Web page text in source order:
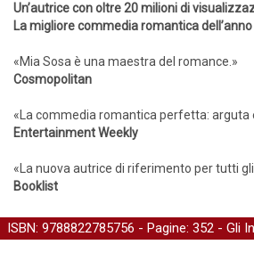
Un’autrice con oltre 20 milioni di
La migliore commedia romantica
«Mia Sosa è una maestra del romance.»
Cosmopolitan
«La commedia romantica perfetta: arguta
Entertainment Weekly
«La nuova autrice di riferimento per tutti
Booklist
ISBN: 9788822785756 - Pagine: 352 - Gli